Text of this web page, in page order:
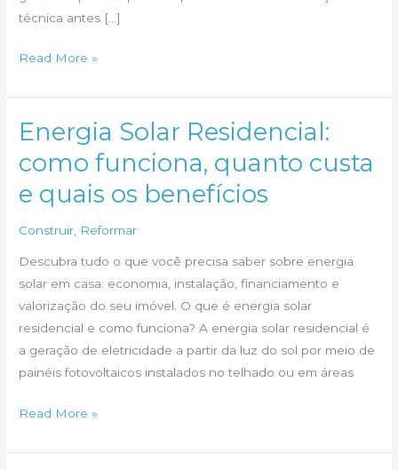
técnica antes […]
Como
obra
com
economia
e
segurança:
de
quem
já
errou
Read More »
Energia Solar Residencial:
como funciona, quanto custa
e quais os benefícios
Construir Reformar
Descubra tudo o que você precisa saber sobre energia
solar em casa: economia, instalação, financiamento e
valorização do seu imóvel. O que é energia solar
residencial e como funciona? A energia solar residencial é
a geração de eletricidade a partir da luz do sol por meio de
painéis fotovoltaicos instalados no telhado ou em áreas
Energia
Residencial:
Read More »